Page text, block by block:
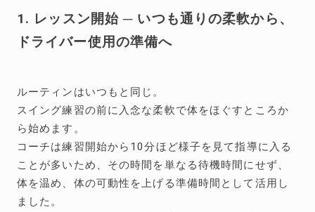
1. レッスン開始 ─ いつも通りの柔軟から、
ドライバー使用の準備へ
ルーティンはいつもと同じ。
スイング練習の前に入念な柔軟で体をほぐすところか
ら始めます。
コーチは練習開始から10分ほど様子を見て指導に入る
ことが多いため、その時間を単なる待機時間にせず、
体を温め、体の可動性を上げる準備時間として活用し
ました。